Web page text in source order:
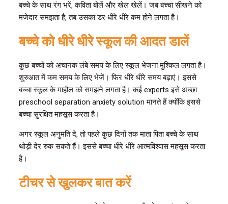
बच्चे के साथ रंग भरें, कविता बोलें और खेल खेलें। जब बच्चा सीखने को
मजेदार समझता है, तब उसका डर धीरे धीरे कम होने लगता है।
बच्चे को धीरे धीरे स्कूल की आदत डालें
कुछ बच्चों को अचानक लंबे समय के लिए स्कूल भेजना मुश्किल लगता है।
शुरुआत में कम समय के लिए भेजें। फिर धीरे धीरे समय बढ़ाएं। इससे
बच्चा स्कूल के माहौल को समझने लगता है। कई experts इसे अच्छा
preschool separation anxiety solution मानते हैं क्योंकि इससे
बच्चा सुरक्षित महसूस करता है।
अगर स्कूल अनुमति दे, तो पहले कुछ दिनों तक माता पिता बच्चे के साथ
थोड़ी देर रुक सकते हैं। इससे बच्चा धीरे धीरे आत्मविश्वास महसूस करता
है।
टीचर से खुलकर बात करें